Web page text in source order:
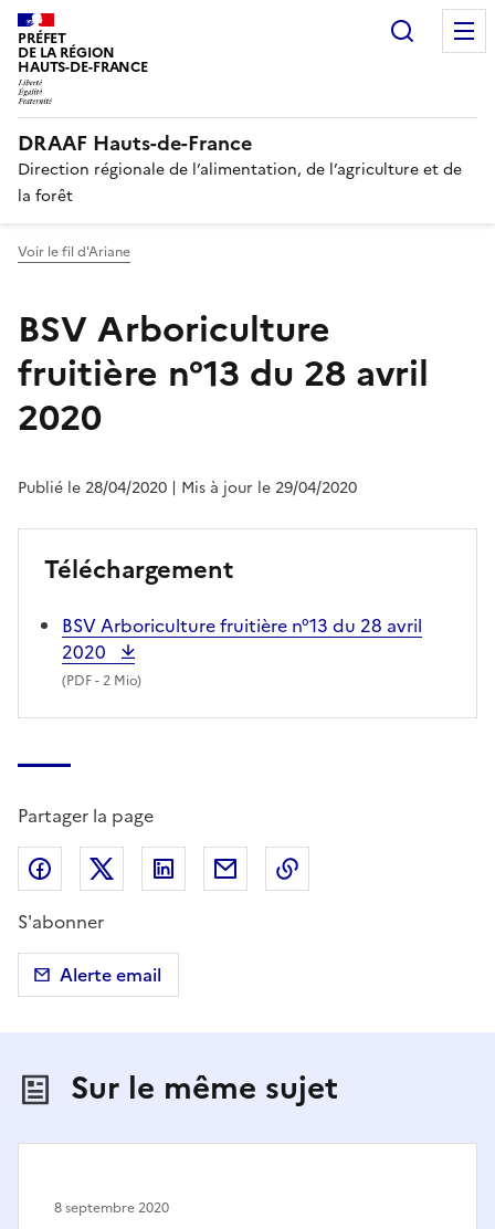
PRÉFET
DE LA RÉGION
HAUTS-DE-FRANCE
DRAAF Hauts-de-France
Direction régionale de l’alimentation, de l’agriculture et de
la forêt
Voir le fil d'Ariane
BSV Arboriculture
fruitière n°13 du 28 avril
2020
Publié le 28/04/2020 | Mis à jour le 29/04/2020
Téléchargement
BSV Arboriculture fruitière n°13 du 28 avril
2020
(PDF- 2 Mio)
Partager la page
Partager sur Facebook
Partager sur X (anciennement Twitter)
Partager sur LinkedIn
Partager par email
S'abonner
Alerte email
Sur le même sujet
8 septembre 2020